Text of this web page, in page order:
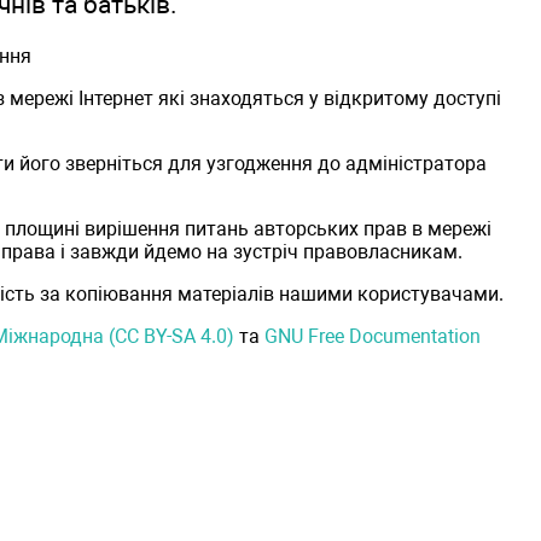
Інтернет які знаходяться у відкритому доступі
зверніться для узгодження до адміністратора
вирішення питань авторських прав в мережі
і завжди йдемо на зустріч правовласникам.
за копіювання матеріалів нашими користувачами.
(CC BY-SA 4.0) та GNU Free Documentation